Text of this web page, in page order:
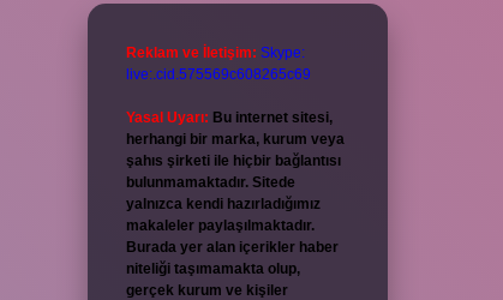
Reklam ve İletişim: Skype:
live:.cid.575569c608265c69
Yasal Uyarı: Bu internet sitesi,
herhangi bir marka, kurum veya
şahıs şirketi ile hiçbir bağlantısı
bulunmamaktadır. Sitede
yalnızca kendi hazırladığımız
makaleler paylaşılmaktadır.
Burada yer alan içerikler haber
niteliği taşımamakta olup,
gerçek kurum ve kişiler